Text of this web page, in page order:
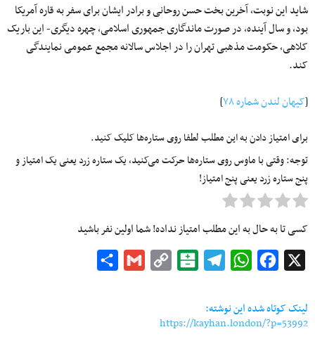
شاید این نوبت، آخرین بخت حسن روحانی و برادر ایشان برای سفر به قاره آمریکا
بود، و سال آینده، در صورت ماندگاری جمهوری اسلامی، چهره دیگری- این باریک
کلاهی، حکومت مذهبی تهران را در اجلاس سالانه مجمع عمومی نمایندگی
کند.
[کیهان لندن شماره ۷۸ ]
برای امتیاز دادن به این مطلب لطفا روی ستاره‌ها کلیک کنید.
توجه: وقتی با ماوس روی ستاره‌ها حرکت می‌کنید، یک ستاره زرد یعنی یک امتیاز و
پنج ستاره زرد یعنی پنج امتیاز!
کسی تا به حال به این مطلب امتیاز نداده! شما اولین نفر باشید
Facebook
WhatsApp
Telegram
Balatarin
Copy
Gmail
لینک کوتاه شده این نوشته:
https://kayhan.london/?p=53992